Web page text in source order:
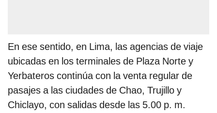
En ese sentido, en Lima, las agencias de viaje
ubicadas en los terminales de Plaza Norte y
Yerbateros continúa con la venta regular de
pasajes a las ciudades de Chao, Trujillo y
Chiclayo, con salidas desde las 5.00 p. m.